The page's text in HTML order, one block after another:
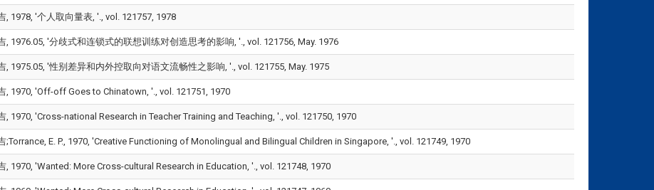
, 1978, '个人取向量表, '., vol. 121757, 1978
, 1976.05, '分歧式和连锁式的联想训练对创造思考的影响, '., vol. 121756, May. 1976
, 1975.05, '性别差异和内外控取向对语文流畅性之影响, '., vol. 121755, May. 1975
, 1970, 'Off-off Goes to Chinatown, '., vol. 121751, 1970
, 1970, 'Cross-national Research in Teacher Training and Teaching, '., vol. 121750, 1970
;Torrance, E. P., 1970, 'Creative Functioning of Monolingual and Bilingual Children in Singapore, '., vol. 121749, 1970
, 1970, 'Wanted: More Cross-cultural Research in Education, '., vol. 121748, 1970